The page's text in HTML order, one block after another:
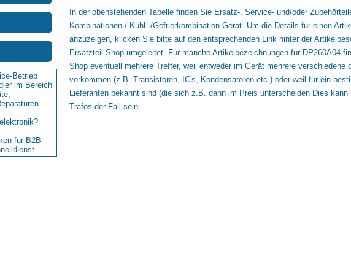
In der obenstehenden Tabelle finden Sie Ersatz-, Service- und/oder
Kombinationen / Kühl -/Gefrierkombination Gerät. Um die Details für einen
anzuzeigen, klicken Sie bitte auf den entsprechenden Link hinter der
Ersatzteil-Shop umgeleitet. Für manche Artikelbezeichnungen für DP260A04
Shop eventuell mehrere Treffer, weil entweder im Gerät mehrere
vorkommen (z.B. Transistoren, IC's, Kondensatoren etc.) oder weil für ein
Lieferanten bekannt sind (die sich z.B. dann im Preis unterscheiden Dies
Trafos der Fall sein.